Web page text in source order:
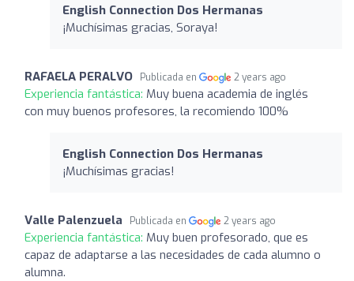
English Connection Dos Hermanas
¡Muchísimas gracias, Soraya!
RAFAELA PERALVO Publicada en 2 years ago
Experiencia fantástica: Muy buena academia de inglés
con muy buenos profesores, la recomiendo 100%
English Connection Dos Hermanas
¡Muchísimas gracias!
Valle Palenzuela Publicada en 2 years ago
Experiencia fantástica: Muy buen profesorado, que es
capaz de adaptarse a las necesidades de cada alumno o
alumna.